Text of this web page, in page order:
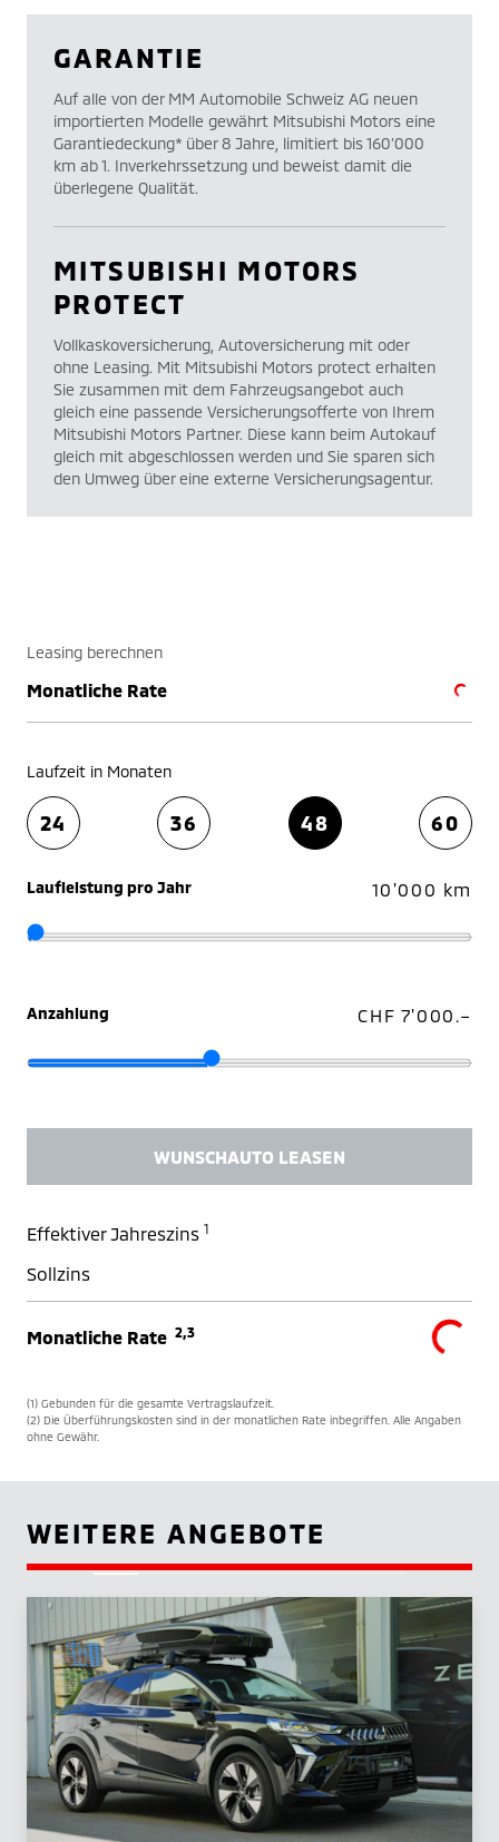
GARANTIE
Auf alle von der MM Automobile Schweiz AG neuen
importierten Modelle gewährt Mitsubishi Motors eine
Garantiedeckung* über 8 Jahre, limitiert bis 160’000
km ab 1. Inverkehrssetzung und beweist damit die
überlegene Qualität.
MITSUBISHI MOTORS
PROTECT
Vollkaskoversicherung, Autoversicherung mit oder
ohne Leasing. Mit Mitsubishi Motors protect erhalten
Sie zusammen mit dem Fahrzeugsangebot auch
gleich eine passende Versicherungsofferte von Ihrem
Mitsubishi Motors Partner. Diese kann beim Autokauf
gleich mit abgeschlossen werden und Sie sparen sich
den Umweg über eine externe Versicherungsagentur.
Leasing berechnen
Monatliche Rate
Laufzeit in Monaten
24 36 48 60
Laufleistung pro Jahr 10'000 km
Anzahlung CHF 7'000.–
WUNSCHAUTO LEASEN
Effektiver Jahreszins 1
Sollzins
Monatliche Rate 2,3
(1) Gebunden für die gesamte Vertragslaufzeit.
(2) Die Überführungskosten sind in der monatlichen Rate inbegriffen. Alle Angaben
ohne Gewähr.
WEITERE ANGEBOTE